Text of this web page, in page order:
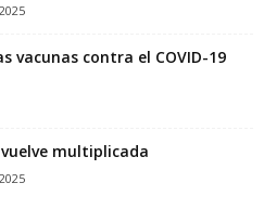
vacunas contra el COVID-19
multiplicada